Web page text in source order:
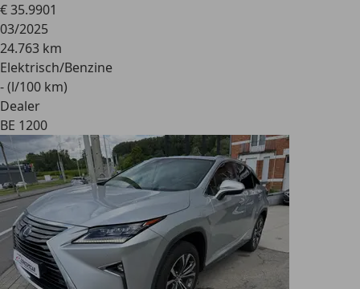
€ 35.9901
03/2025
24.763 km
Elektrisch/Benzine
- (l/100 km)
Dealer
BE 1200